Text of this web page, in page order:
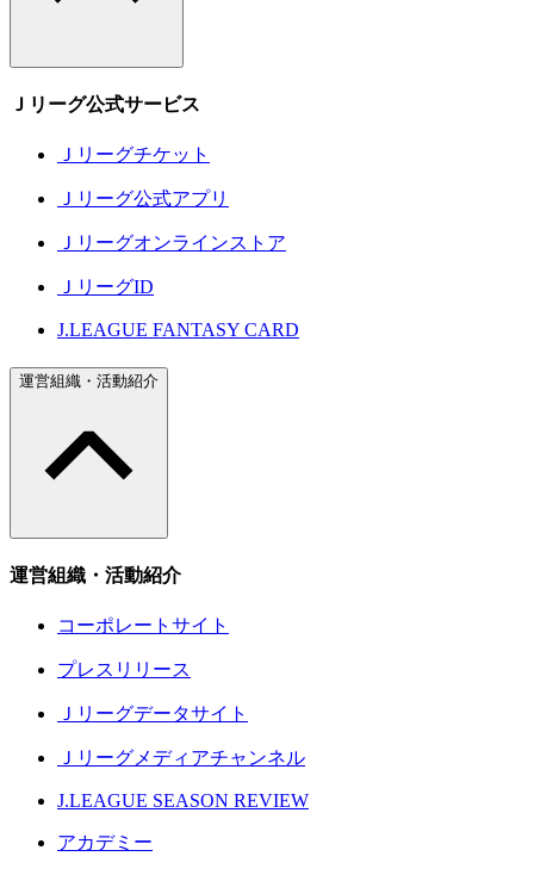
Ｊリーグ公式サービス
Ｊリーグチケット
Ｊリーグ公式アプリ
Ｊリーグオンラインストア
ＪリーグID
J.LEAGUE FANTASY CARD
運営組織・活動紹介
運営組織・活動紹介
コーポレートサイト
プレスリリース
Ｊリーグデータサイト
Ｊリーグメディアチャンネル
J.LEAGUE SEASON REVIEW
アカデミー